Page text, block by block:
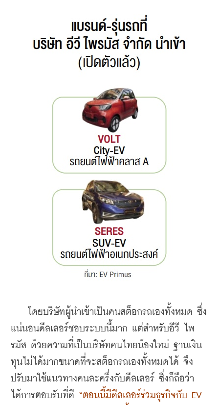
โดยบริษัทผู้นำเข้าเป็นคนสต็อกรถเองทั้งหมด ซึ่ง
แน่นอนดีลเลอร์ชอบระบบนี้มาก แต่สำหรับอีวี ไพ
รมัส ด้วยความที่เป็นบริษัทคนไทยน้องใหม่ ฐานเงิน
ทุนไม่ได้มากขนาดที่จะสต็อกรถเองทั้งหมดได้ จึง
ปรับมาใช้แนวทางคนละครึ่งกับดีลเลอร์ ซึ่งก็ถือว่า
ได้การตอบรับที่ดี “ตอนนี้มีดีลเลอร์ร่วมธุรกิจกับ EV